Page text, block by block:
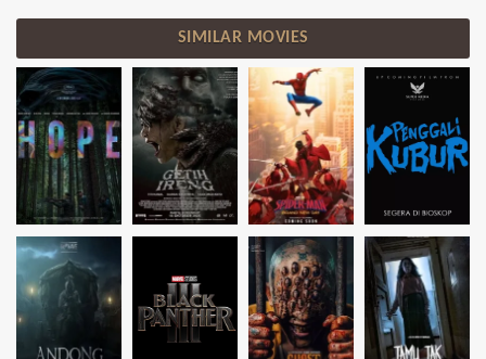
SIMILAR MOVIES